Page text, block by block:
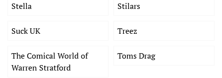
Stella Stilars
Suck UK Treez
The Comical World of
Warren Stratford
Toms Drag